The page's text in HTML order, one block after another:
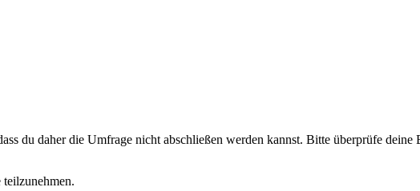
du daher die Umfrage nicht abschließen werden kannst. Bitte überprüfe deine